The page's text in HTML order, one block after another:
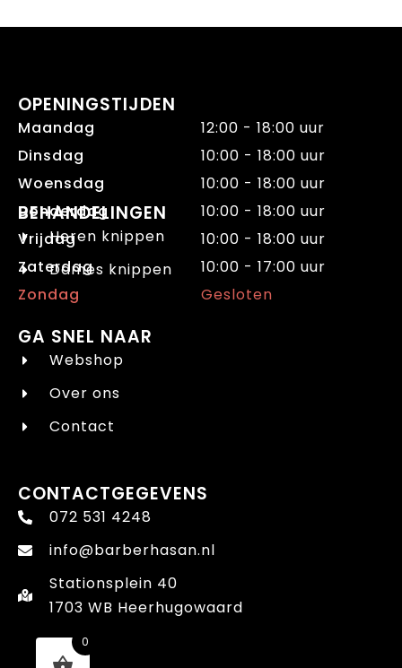
CONTACTGEGEVENS
072 531 4248
info@barberhasan.nl
Stationsplein 40
1703 WB Heerhugowaard
OPENINGSTIJDEN
Maandag
12:00 - 18:00 uur
Dinsdag
10:00 - 18:00 uur
Woensdag
10:00 - 18:00 uur
Donderdag
10:00 - 18:00 uur
Vrijdag
10:00 - 18:00 uur
Zaterdag
10:00 - 17:00 uur
Zondag
Gesloten
BEHANDELINGEN
Heren knippen
Dames knippen
GA SNEL NAAR
Webshop
Over ons
Contact
0